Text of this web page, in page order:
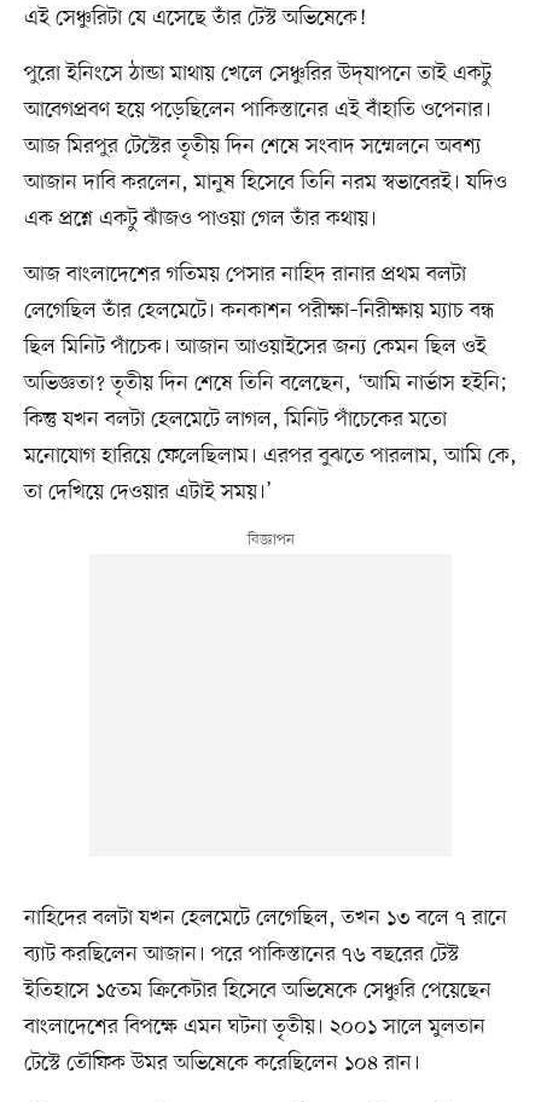
এই সেঞ্চুরিটা যে এসেছে তাঁর টেস্ট অভিষেকে!
পুরো ইনিংসে ঠান্ডা মাথায় খেলে সেঞ্চুরির উদ্‌যাপনে তাই একটু
আবেগপ্রবণ হয়ে পড়েছিলেন পাকিস্তানের এই বাঁহাতি ওপেনার।
আজ মিরপুর টেস্টের তৃতীয় দিন শেষে সংবাদ সম্মেলনে অবশ্য
আজান দাবি করলেন, মানুষ হিসেবে তিনি নরম স্বভাবেরই। যদিও
এক প্রশ্নে একটু ঝাঁজও পাওয়া গেল তাঁর কথায়।
আজ বাংলাদেশের গতিময় পেসার নাহিদ রানার প্রথম বলটা
লেগেছিল তাঁর হেলমেটে। কনকাশন পরীক্ষা–নিরীক্ষায় ম্যাচ বন্ধ
ছিল মিনিট পাঁচেক। আজান আওয়াইসের জন্য কেমন ছিল ওই
অভিজ্ঞতা? তৃতীয় দিন শেষে তিনি বলেছেন, ‘আমি নার্ভাস হইনি;
কিন্তু যখন বলটা হেলমেটে লাগল, মিনিট পাঁচেকের মতো
মনোযোগ হারিয়ে ফেলেছিলাম। এরপর বুঝতে পারলাম, আমি কে,
তা দেখিয়ে দেওয়ার এটাই সময়।’
নাহিদের বলটা যখন হেলমেটে লেগেছিল, তখন ১৩ বলে ৭ রানে
ব্যাট করছিলেন আজান। পরে পাকিস্তানের ৭৬ বছরের টেস্ট
ইতিহাসে ১৫তম ক্রিকেটার হিসেবে অভিষেকে সেঞ্চুরি পেয়েছেন
বাংলাদেশের বিপক্ষে এমন ঘটনা তৃতীয়। ২০০১ সালে মুলতান
টেস্টে তৌফিক উমর অভিষেকে করেছিলেন ১০৪ রান।